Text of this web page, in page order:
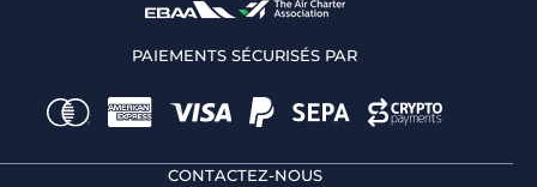
PAIEMENTS SÉCURISÉS PAR
CONTACTEZ-NOUS